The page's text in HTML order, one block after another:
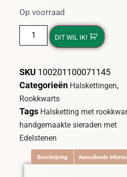
Op voorraad
DIT WIL IK!
SKU 100201100071145
Categorieën Halskettingen,
Rookkwarts
Tags Halsketting met
handgemaakte sieraden met
Edelstenen
Beschrijving Aanvullende